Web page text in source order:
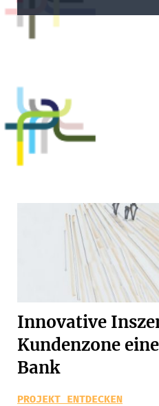
Innovative
Kundenzone
Bank
PROJEKT ENTDECKEN